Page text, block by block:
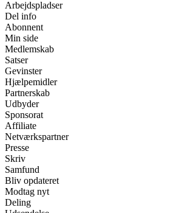
Arbejdspladser
Del info
Abonnent
Min side
Medlemskab
Satser
Gevinster
Hjælpemidler
Partnerskab
Udbyder
Sponsorat
Affiliate
Netværkspartner
Presse
Skriv
Samfund
Bliv opdateret
Modtag nyt
Deling